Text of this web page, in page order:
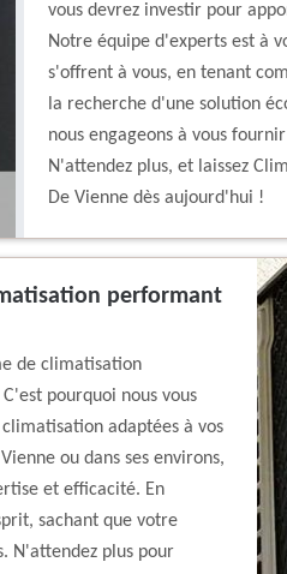
vous devrez investir pour
Notre équipe d'experts est à
s'offrent à vous, en tenant
la recherche d'une solution
nous engageons à vous
N'attendez plus, et laissez
De Vienne dès aujourd'hui !
performant
de climatisation
pourquoi nous vous
adaptées à vos
ou dans ses environs,
et efficacité. En
sachant que votre
N'attendez plus pour